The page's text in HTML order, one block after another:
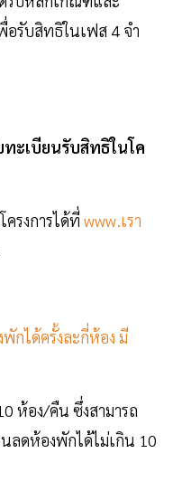
อรับสิทธิในเฟส 4 จํา
ะเบียนรับสิทธิในโค
ครงการได้ที่ www.เรา
กได้ครั้งละกี่ห้อง มี
ห้อง/คืน ซึ่งสามารถ
ลดห้องพักได้ไม่เกิน 10